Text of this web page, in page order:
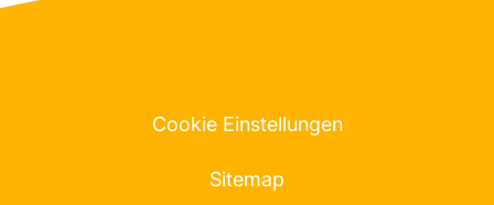
Cookie Einstellungen
Sitemap